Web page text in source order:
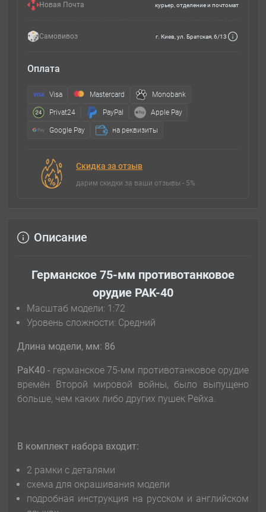
Новая Почта курьер, отделение и почтомат
Самовивоз г. Киев, ул. Братская, 6/13
Оплата
Visa Mastercard Monobank
Privat24 PayPal Apple Pay
Google Pay на реквизиты
Скидка за отзыв
дарим скидки за ваши отзывы - 5%
Описание
Германское 75-мм противотанковое
орудие PAK-40
Масштаб модели: 1:72
Уровень сложности: Cредний
Длина модели, мм: 86
PaK40 - германское 75-мм противотанковое орудие
времён Второй мировой войны, было выпущено
больше, чем каких либо других пушек Рейха.
В комплект набора входит:
2 рамки с деталями
схема для окрашивания модели
подробная инструкция на русском и английском